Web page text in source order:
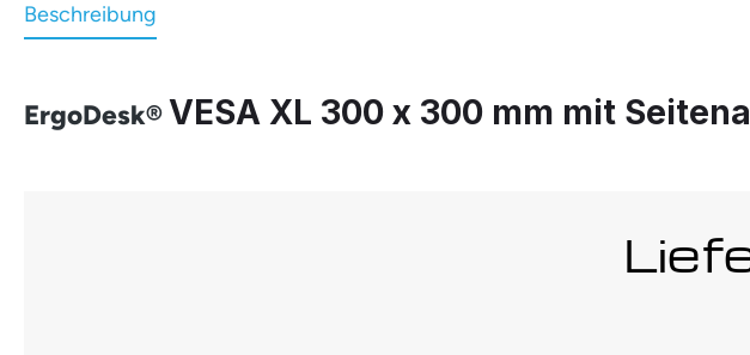
Beschreibung
ErgoDesk®VESA XL 300 x 300 mm mit